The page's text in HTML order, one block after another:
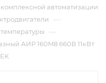
автоматизации
—
—
АИР 160M8 660В 11кВт